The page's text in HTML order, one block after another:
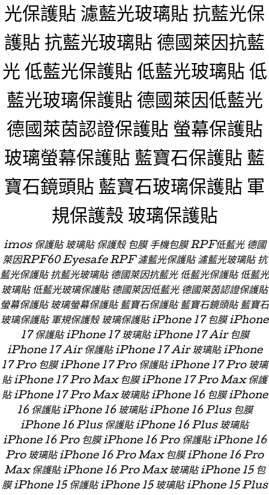
光保護貼 濾藍光玻璃貼 抗藍光保
護貼 抗藍光玻璃貼 德國萊因抗藍
光 低藍光保護貼 低藍光玻璃貼 低
藍光玻璃保護貼 德國萊因低藍光
德國萊茵認證保護貼 螢幕保護貼
玻璃螢幕保護貼 藍寶石保護貼 藍
寶石鏡頭貼 藍寶石玻璃保護貼 軍
規保護殼 玻璃保護貼
imos 保護貼 玻璃貼 保護殼 包膜 手機包膜 RPF低藍光 德國
萊因RPF60 Eyesafe RPF 濾藍光保護貼 濾藍光玻璃貼 抗
藍光保護貼 抗藍光玻璃貼 德國萊因抗藍光 低藍光保護貼 低藍光
玻璃貼 低藍光玻璃保護貼 德國萊因低藍光 德國萊茵認證保護貼
螢幕保護貼 玻璃螢幕保護貼 藍寶石保護貼 藍寶石鏡頭貼 藍寶石
玻璃保護貼 軍規保護殼 玻璃保護貼 iPhone 17 包膜 iPhone
17 保護貼 iPhone 17 玻璃貼 iPhone 17 Air 包膜
iPhone 17 Air 保護貼 iPhone 17 Air 玻璃貼 iPhone
17 Pro 包膜 iPhone 17 Pro 保護貼 iPhone 17 Pro 玻璃
貼 iPhone 17 Pro Max 包膜 iPhone 17 Pro Max 保護
貼 iPhone 17 Pro Max 玻璃貼 iPhone 16 包膜 iPhone
16 保護貼 iPhone 16 玻璃貼 iPhone 16 Plus 包膜
iPhone 16 Plus 保護貼 iPhone 16 Plus 玻璃貼
iPhone 16 Pro 包膜 iPhone 16 Pro 保護貼 iPhone 16
Pro 玻璃貼 iPhone 16 Pro Max 包膜 iPhone 16 Pro
Max 保護貼 iPhone 16 Pro Max 玻璃貼 iPhone 15 包
膜 iPhone 15 保護貼 iPhone 15 玻璃貼 iPhone 15 Plus